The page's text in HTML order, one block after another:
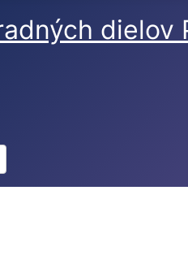
dielov